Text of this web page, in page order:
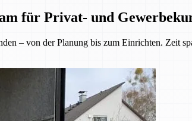
für Privat- und
– von der Planung bis zum Einrichten. Zeit